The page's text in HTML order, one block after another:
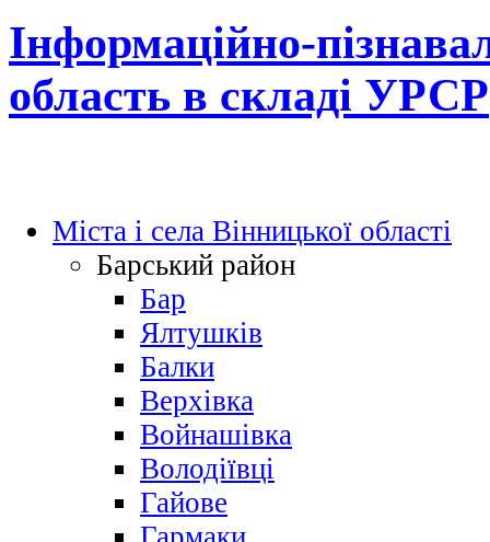
Інформаційно-
область в складі УРСР
Міста і села Вінницької області
Барський район
Бар
Ялтушків
Балки
Верхівка
Войнашівка
Володіївці
Гайове